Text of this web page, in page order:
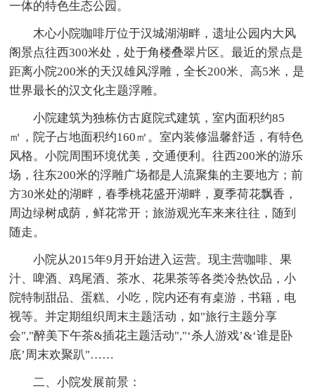
一体的特色生态公园。
木心小院咖啡厅位于汉城湖湖畔，遗址公园内大风
阁景点往西300米处，处于角楼叠翠片区。最近的景点是
距离小院200米的天汉雄风浮雕，全长200米、高5米，是
世界最长的汉文化主题浮雕。
小院建筑为独栋仿古庭院式建筑，室内面积约85
㎡，院子占地面积约160㎡。室内装修温馨舒适，有特色
风格。小院周围环境优美，交通便利。往西200米的游乐
场，往东200米的浮雕广场都是人流聚集的主要地方；前
方30米处的湖畔，春季桃花盛开湖畔，夏季荷花飘香，
周边绿树成荫，鲜花常开；旅游观光车来来往往，随到
随走。
小院从2015年9月开始进入运营。现主营咖啡、果
汁、啤酒、鸡尾酒、茶水、花果茶等各类冷热饮品，小
院特制甜品、蛋糕、小吃，院内还有有桌游，书籍，电
视等。并定期组织周末主题活动，如"旅行主题分享
会","醉美下午茶&插花主题活动","‘杀人游戏’&‘谁是卧
底’周末欢聚趴"……
二、小院发展前景：